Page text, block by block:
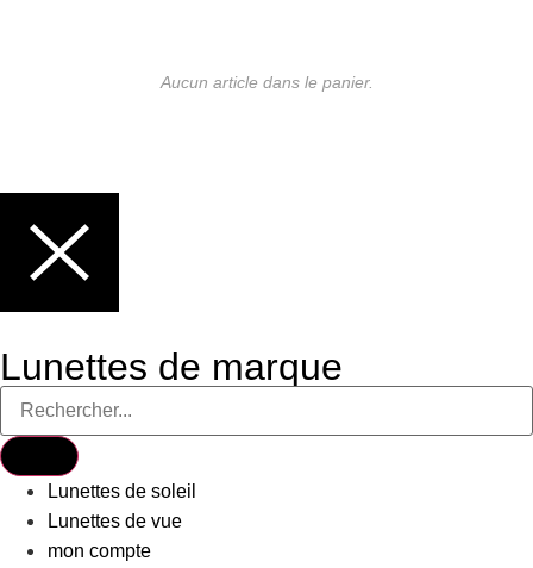
Aucun article dans le panier.
Lunettes de marque
Lunettes de soleil
Lunettes de vue
mon compte